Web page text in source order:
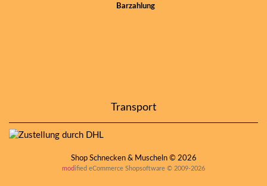
Barzahlung
Transport
Shop Schnecken & Muscheln © 2026
modified eCommerce Shopsoftware © 2009-2026